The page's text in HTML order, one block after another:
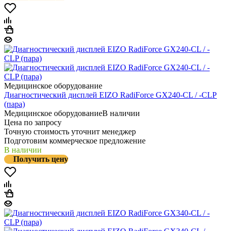
Медицинское оборудование
Диагностический дисплей EIZO RadiForce GX240-CL / -CLP
(пара)
Медицинское оборудованиеВ наличии
Цена по запросу
Точную стоимость уточнит менеджер
Подготовим коммерческое предложение
В наличии
Получить цену